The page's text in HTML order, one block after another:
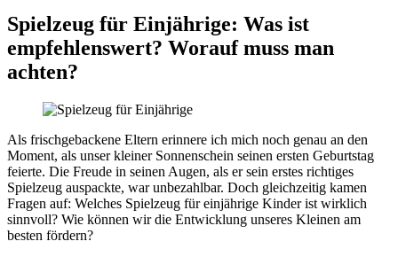
Spielzeug für Einjährige: Was ist
empfehlenswert? Worauf muss man
achten?
Als frischgebackene Eltern erinnere ich mich noch genau an den
Moment, als unser kleiner Sonnenschein seinen ersten Geburtstag
feierte. Die Freude in seinen Augen, als er sein erstes richtiges
Spielzeug auspackte, war unbezahlbar. Doch gleichzeitig kamen
Fragen auf: Welches Spielzeug für einjährige Kinder ist wirklich
sinnvoll? Wie können wir die Entwicklung unseres Kleinen am
besten fördern?